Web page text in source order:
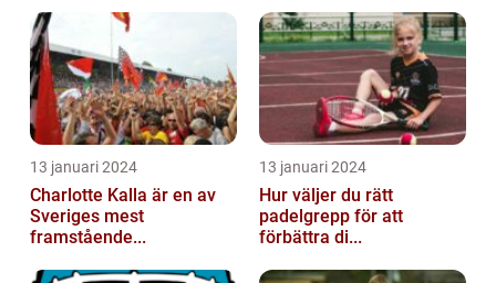
13 januari 2024
Charlotte Kalla är en av
Sveriges mest
framstående...
13 januari 2024
Hur väljer du rätt
padelgrepp för att
förbättra di...